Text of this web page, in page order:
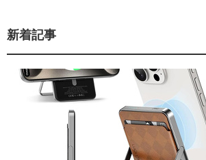
新着記事